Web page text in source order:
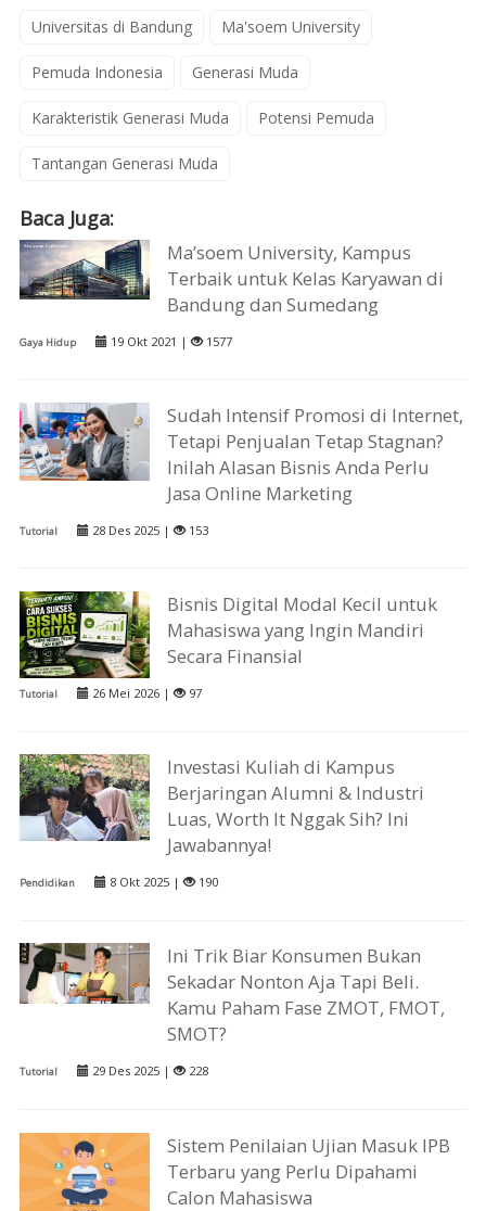
Universitas di Bandung Ma'soem University
Pemuda Indonesia Generasi Muda
Karakteristik Generasi Muda Potensi Pemuda
Tantangan Generasi Muda
Baca Juga:
Ma’soem University, Kampus
Terbaik untuk Kelas Karyawan di
Bandung dan Sumedang
Gaya Hidup 19 Okt 2021 | 1577
Sudah Intensif Promosi di Internet,
Tetapi Penjualan Tetap Stagnan?
Inilah Alasan Bisnis Anda Perlu
Jasa Online Marketing
Tutorial 28 Des 2025 | 153
Bisnis Digital Modal Kecil untuk
Mahasiswa yang Ingin Mandiri
Secara Finansial
Tutorial 26 Mei 2026 | 97
Investasi Kuliah di Kampus
Berjaringan Alumni & Industri
Luas, Worth It Nggak Sih? Ini
Jawabannya!
Pendidikan 8 Okt 2025 | 190
Ini Trik Biar Konsumen Bukan
Sekadar Nonton Aja Tapi Beli.
Kamu Paham Fase ZMOT, FMOT,
SMOT?
Tutorial 29 Des 2025 | 228
Sistem Penilaian Ujian Masuk IPB
Terbaru yang Perlu Dipahami
Calon Mahasiswa